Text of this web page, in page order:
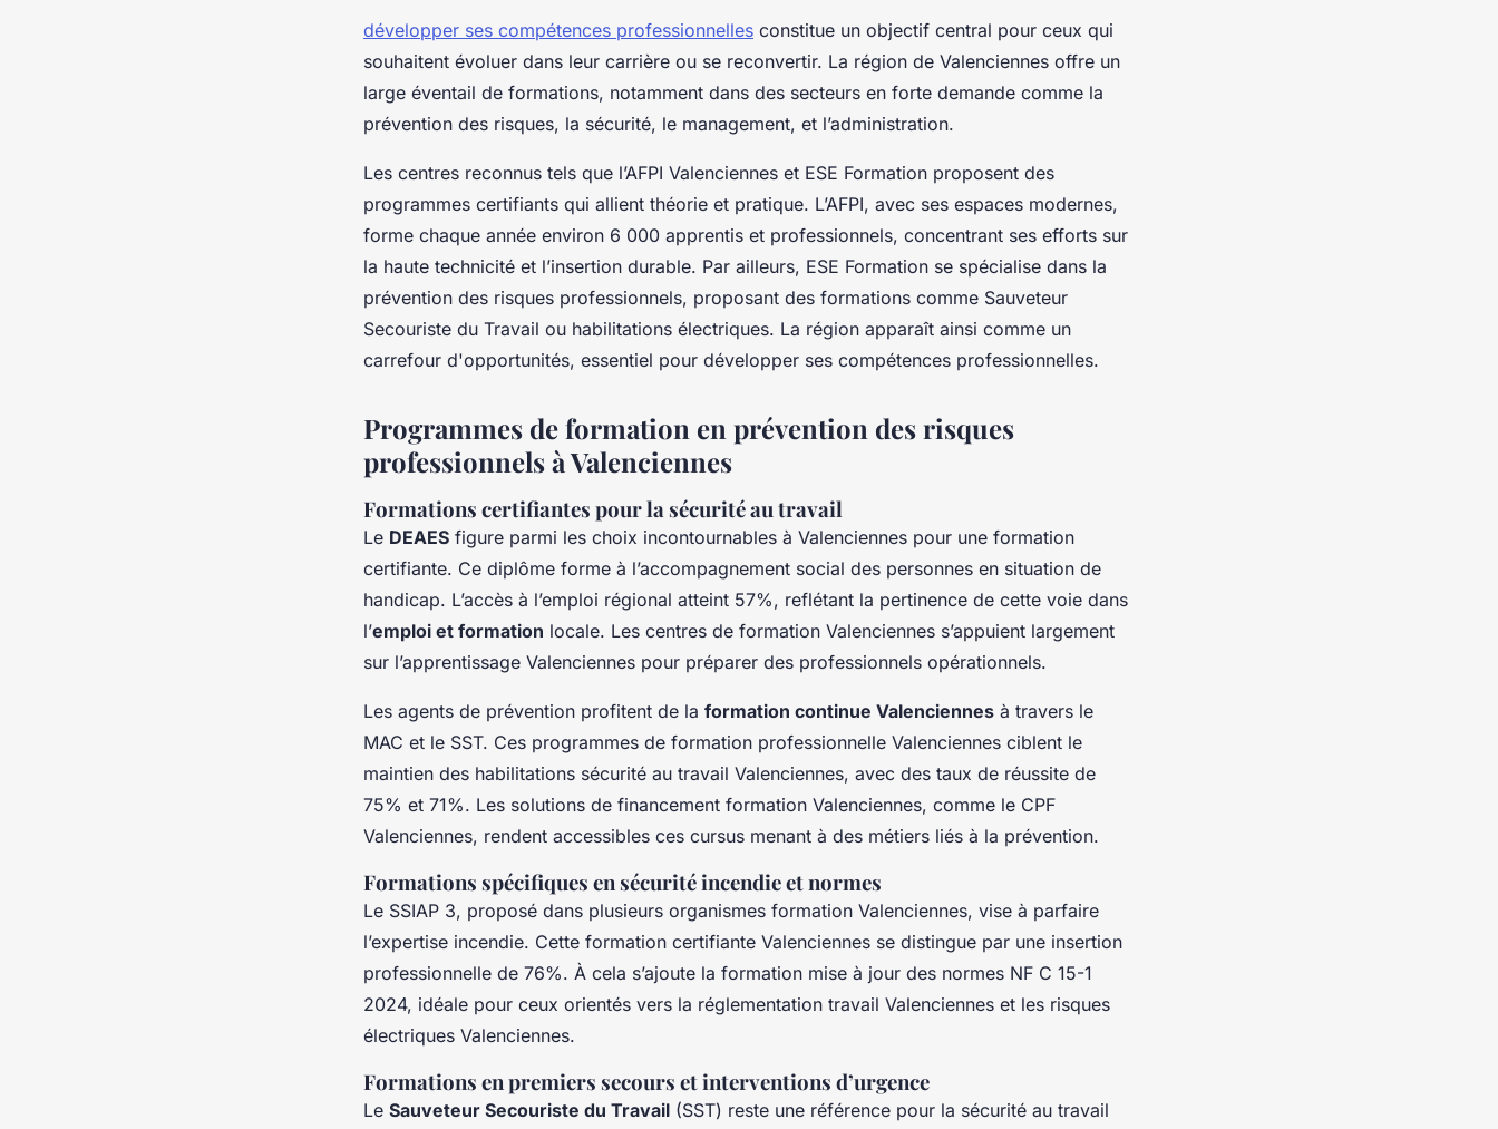
développer ses compétences professionnelles constitue un objectif central pour ceux qui
souhaitent évoluer dans leur carrière ou se reconvertir. La région de Valenciennes offre un
large éventail de formations, notamment dans des secteurs en forte demande comme la
prévention des risques, la sécurité, le management, et l’administration.
Les centres reconnus tels que l’AFPI Valenciennes et ESE Formation proposent des
programmes certifiants qui allient théorie et pratique. L’AFPI, avec ses espaces modernes,
forme chaque année environ 6 000 apprentis et professionnels, concentrant ses efforts sur
la haute technicité et l’insertion durable. Par ailleurs, ESE Formation se spécialise dans la
prévention des risques professionnels, proposant des formations comme Sauveteur
Secouriste du Travail ou habilitations électriques. La région apparaît ainsi comme un
carrefour d'opportunités, essentiel pour développer ses compétences professionnelles.
Programmes de formation en prévention des risques
professionnels à Valenciennes
Formations certifiantes pour la sécurité au travail
Le DEAES figure parmi les choix incontournables à Valenciennes pour une formation
certifiante. Ce diplôme forme à l’accompagnement social des personnes en situation de
handicap. L’accès à l’emploi régional atteint 57%, reflétant la pertinence de cette voie dans
l’emploi et formation locale. Les centres de formation Valenciennes s’appuient largement
sur l’apprentissage Valenciennes pour préparer des professionnels opérationnels.
Les agents de prévention profitent de la formation continue Valenciennes à travers le
MAC et le SST. Ces programmes de formation professionnelle Valenciennes ciblent le
maintien des habilitations sécurité au travail Valenciennes, avec des taux de réussite de
75% et 71%. Les solutions de financement formation Valenciennes, comme le CPF
Valenciennes, rendent accessibles ces cursus menant à des métiers liés à la prévention.
Formations spécifiques en sécurité incendie et normes
Le SSIAP 3, proposé dans plusieurs organismes formation Valenciennes, vise à parfaire
l’expertise incendie. Cette formation certifiante Valenciennes se distingue par une insertion
professionnelle de 76%. À cela s’ajoute la formation mise à jour des normes NF C 15-1
2024, idéale pour ceux orientés vers la réglementation travail Valenciennes et les risques
électriques Valenciennes.
Formations en premiers secours et interventions d’urgence
Le Sauveteur Secouriste du Travail (SST) reste une référence pour la sécurité au travail